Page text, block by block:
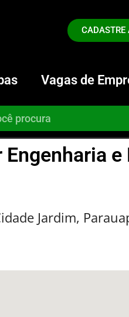
CADASTRE
Vagas de
Engenharia
Jardim,